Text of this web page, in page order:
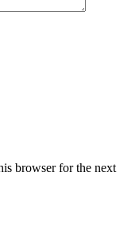
browser for the next